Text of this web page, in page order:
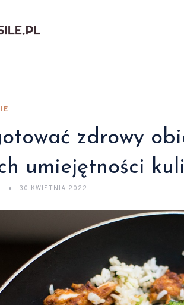
zdrowy
umiejętności
30 KWIETNIA 2022